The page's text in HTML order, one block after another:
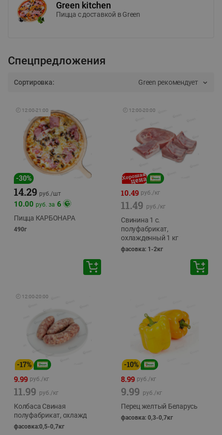
Green kitchen
Пицца c доставкой в Green
Спецпредложения
Сортировка: Green рекомендует
🕘 12:00-21:00
-30%
14.29 руб./шт
10.00 руб. за 6
Пицца КАРБОНАРА
490г
🕘 12:00-20:00
10.49 руб./кг
11.49 руб./кг
Свинина 1 с.
полуфабрикат,
охлажденный 1 кг
фасовка: 1-2кг
🕘 12:00-20:00
-17%
9.99 руб./кг
11.99 руб./кг
Колбаса Свиная
полуфабрикат, охлажд
фасовка:0,5-0,7кг
-10%
8.99 руб./кг
9.99 руб./кг
Перец желтый Беларусь
фасовка: 0,3-0,7кг